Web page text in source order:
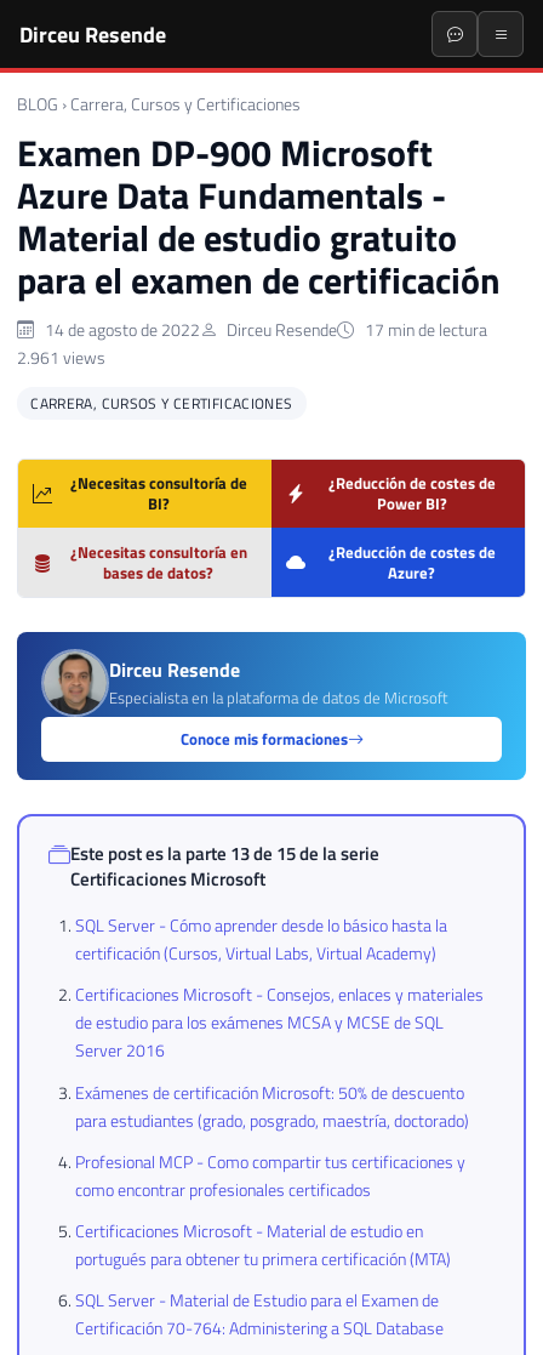
Dirceu Resende
BLOG › Carrera, Cursos y Certificaciones
Examen DP-900 Microsoft
Azure Data Fundamentals -
Material de estudio gratuito
para el examen de certificación
14 de agosto de 2022 Dirceu Resende
17 min de lectura
2.961 views
CARRERA, CURSOS Y CERTIFICACIONES
¿Necesitas consultoría de
BI?
¿Reducción de costes de
Power BI?
¿Necesitas consultoría en
bases de datos?
¿Reducción de costes de
Azure?
Dirceu Resende
Especialista en la plataforma de datos de Microsoft
Conoce mis formaciones
Este post es la parte 13 de 15 de la serie
Certificaciones Microsoft
SQL Server - Cómo aprender desde lo básico hasta la
certificación (Cursos, Virtual Labs, Virtual Academy)
Certificaciones Microsoft - Consejos, enlaces y materiales
de estudio para los exámenes MCSA y MCSE de SQL
Server 2016
Exámenes de certificación Microsoft: 50% de descuento
para estudiantes (grado, posgrado, maestría, doctorado)
Profesional MCP - Como compartir tus certificaciones y
como encontrar profesionales certificados
Certificaciones Microsoft - Material de estudio en
portugués para obtener tu primera certificación (MTA)
SQL Server - Material de Estudio para el Examen de
Certificación 70-764: Administering a SQL Database